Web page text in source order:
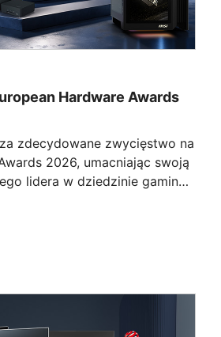
Hardware Awards
zdecydowane zwycięstwo na
2026, umacniając swoją
lidera w dziedzinie gamingu
przekraczania granic innowacji
jakości, MSI
ATX i Mini-ITX dla platform
karta graficzna, Najlepsze
a także Najlepszy